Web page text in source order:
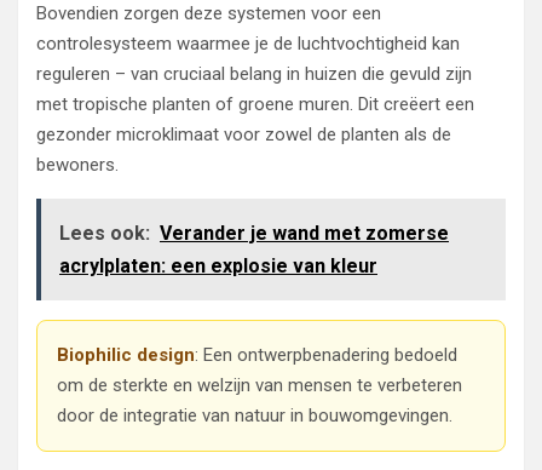
Bovendien zorgen deze systemen voor een
controlesysteem waarmee je de luchtvochtigheid kan
reguleren – van cruciaal belang in huizen die gevuld zijn
met tropische planten of groene muren. Dit creëert een
gezonder microklimaat voor zowel de planten als de
bewoners.
Lees ook: Verander je wand met zomerse
acrylplaten: een explosie van kleur
Biophilic design: Een ontwerpbenadering bedoeld
om de sterkte en welzijn van mensen te verbeteren
door de integratie van natuur in bouwomgevingen.